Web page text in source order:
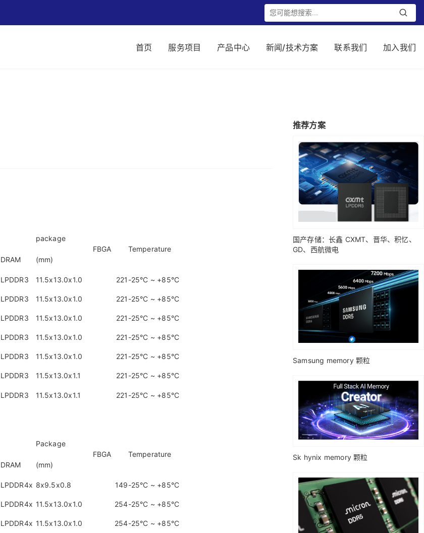
首页 服务项目 产品中心 新闻/技术方案 联系我们 加入我们
package
FBGA
Temperature
DRAM (mm)
LPDDR3 11.5x13.0x1.0 221 -25°C ~ +85°C
LPDDR3 11.5x13.0x1.0 221 -25°C ~ +85°C
LPDDR3 11.5x13.0x1.0 221 -25°C ~ +85°C
LPDDR3 11.5x13.0x1.0 221 -25°C ~ +85°C
LPDDR3 11.5x13.0x1.0 221 -25°C ~ +85°C
LPDDR3 11.5x13.0x1.1 221 -25°C ~ +85°C
LPDDR3 11.5x13.0x1.1 221 -25°C ~ +85°C
Package
FBGA
Temperature
DRAM (mm)
LPDDR4x 8x9.5x0.8 149-25°C ~ +85°C
LPDDR4x 11.5x13.0x1.0 254-25°C ~ +85°C
LPDDR4x 11.5x13.0x1.0 254-25°C ~ +85°C
推荐方案
国产存储：长鑫 CXMT、晋华、积忆、
GD、西航微电
Samsung memory 颗粒
Sk hynix memory 颗粒